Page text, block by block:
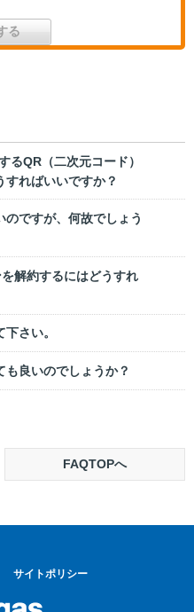
るQR（二次元コード）
ればいいですか？
ですが、何故でしょう
解約するにはどうすれ
さい。
良いのでしょうか？
FAQTOPへ
サイトポリシー